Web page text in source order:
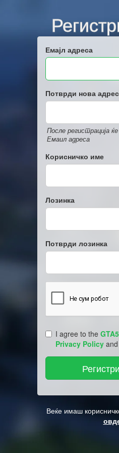
Емајл адреса
Потврди нова
После регистрација
Емаил адреса
Корисничко име
Лозинка
Потврди лозинка
I agree to the
Privacy Policy and
Веќе имаш